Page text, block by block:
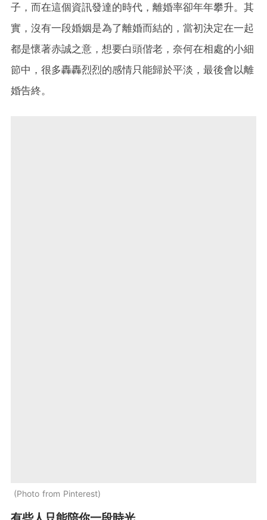
子，而在這個資訊發達的時代，離婚率卻年年攀升。其
實，沒有一段婚姻是為了離婚而結的，當初決定在一起
都是懷著赤誠之意，想要白頭偕老，奈何在相處的小細
節中，很多轟轟烈烈的感情只能歸於平淡，最後會以離
婚告終。
Photo from Pinterest